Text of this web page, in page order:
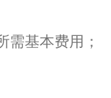
需基本费用；